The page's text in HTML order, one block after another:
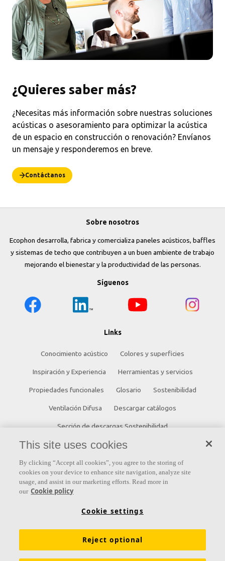
¿Quieres saber más?
¿Necesitas más información sobre nuestras soluciones
acústicas o asesoramiento para optimizar la acústica
de un espacio en construcción o renovación? Envíanos
un mensaje y responderemos en breve.
Contáctanos
Sobre nosotros
Ecophon desarrolla, fabrica y comercializa paneles acústicos, baffles
y sistemas de techo que contribuyen a un buen ambiente de trabajo
mejorando el bienestar y la productividad de las personas.
Síguenos
Links
Conocimiento acústico Colores y superficies
Inspiración y Experiencia Herramientas y servicios
Propiedades funcionales Glosario Sostenibilidad
Ventilación Difusa Descargar catálogos
Sección de descargas Sostenibilidad
Declaración de Prestaciones
Contacto
Saint-Gobain Ecophon
+34 91 770 77 06
ecophon.es@saint-gobain.com
This site uses cookies
By clicking “Accept all cookies”, you agree to the storing of
cookies on your device to enhance site navigation, analyze site
usage, and assist in our marketing efforts. Read more in
our Cookie policy
Cookie settings
Reject optional